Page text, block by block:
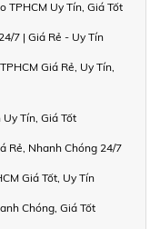
TPHCM Uy Tín, Giá Tốt
7 | Giá Rẻ - Uy Tín
Giá Rẻ, Uy Tín,
Tín, Giá Tốt
Rẻ, Nhanh Chóng 24/7
Giá Tốt, Uy Tín
Chóng, Giá Tốt